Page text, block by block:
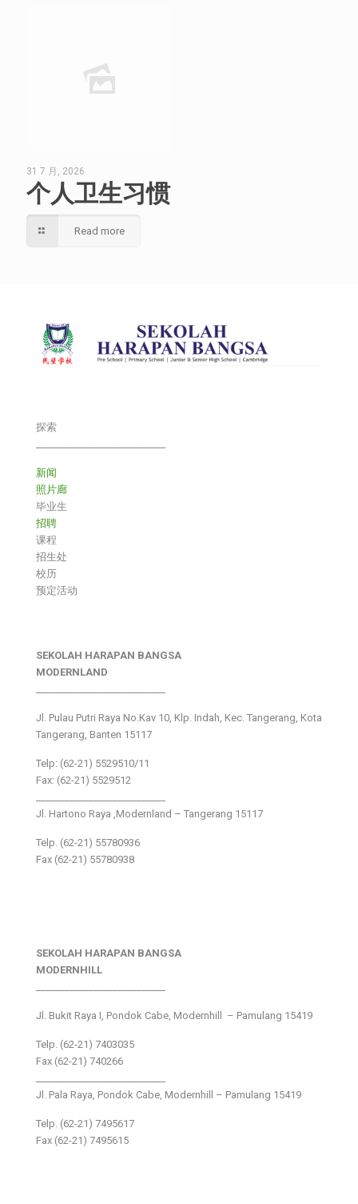
31 7 月, 2026
个人卫生习惯
Read more
探索
新闻
照片廊
毕业生
招聘
课程
招生处
校历
预定活动
SEKOLAH HARAPAN BANGSA
MODERNLAND
Jl. Pulau Putri Raya No.Kav 10, Klp. Indah, Kec. Tangerang, Kota
Tangerang, Banten 15117
Telp: (62-21) 5529510/11
Fax: (62-21) 5529512
Jl. Hartono Raya ,Modernland – Tangerang 15117
Telp. (62-21) 55780936
Fax (62-21) 55780938
SEKOLAH HARAPAN BANGSA
MODERNHILL
Jl. Bukit Raya I, Pondok Cabe, Modernhill – Pamulang 15419
Telp. (62-21) 7403035
Fax (62-21) 740266
Jl. Pala Raya, Pondok Cabe, Modernhill – Pamulang 15419
Telp. (62-21) 7495617
Fax (62-21) 7495615